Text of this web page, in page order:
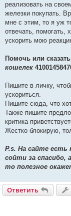
реализовать на
железки покупать.
мне с этим, то я уж
отвечать, помогать,
ускорить мою
Помочь или
кошелек
Пишите в личку,
ускориться.
Пишите сюда, что
Также пишите
критика
Жестко блокирую,
P.s. На сайте
сойти за
то полезное
Ответить